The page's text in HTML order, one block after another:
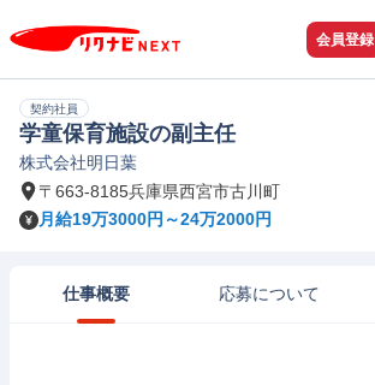
会員登録
契約社員
学童保育施設の副主任
株式会社明日葉
〒663-8185兵庫県西宮市古川町
月給19万3000円～24万2000円
仕事概要 応募について